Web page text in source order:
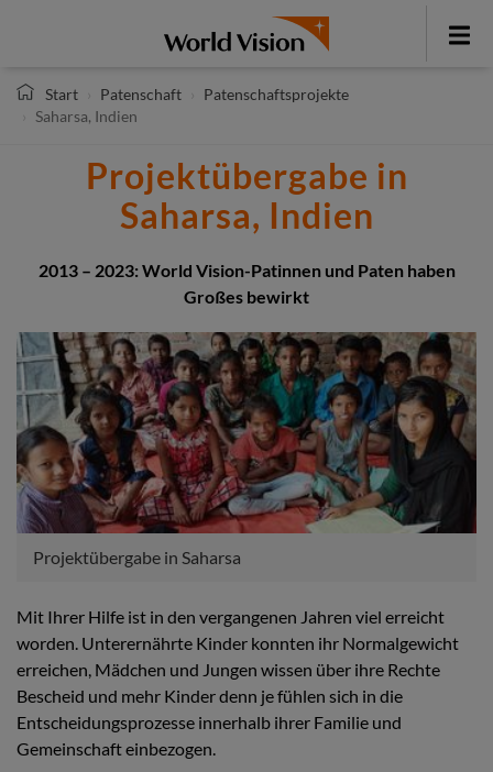
Toggle
Start
Patenschaft
Patenschaftsprojekte
Saharsa, Indien
Projektübergabe in
Saharsa, Indien
2013 – 2023: World Vision-Patinnen und Paten haben
Großes bewirkt
Projektübergabe in Saharsa
Mit Ihrer Hilfe ist in den vergangenen Jahren viel erreicht
worden. Unterernährte Kinder konnten ihr Normalgewicht
erreichen, Mädchen und Jungen wissen über ihre Rechte
Bescheid und mehr Kinder denn je fühlen sich in die
Entscheidungsprozesse innerhalb ihrer Familie und
Gemeinschaft einbezogen.